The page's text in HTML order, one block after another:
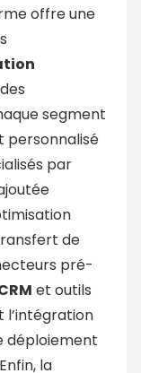
offre une
segment
personnalisé
par
de
pré-
et outils
déploiement
la